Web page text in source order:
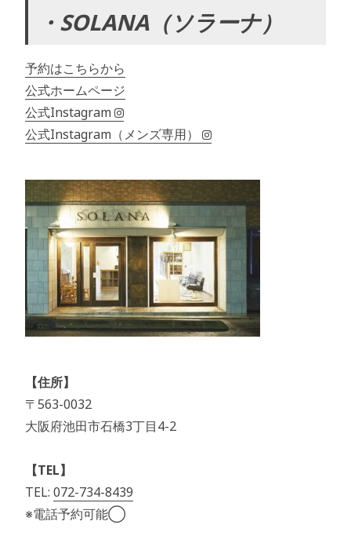
・SOLANA（ソラーナ）
予約はこちらから
公式ホームページ
公式Instagram
公式Instagram（メンズ専用）
【住所】
〒563-0032
大阪府池田市石橋3丁目4-2
【TEL】
TEL: 072-734-8439
※電話予約可能◯